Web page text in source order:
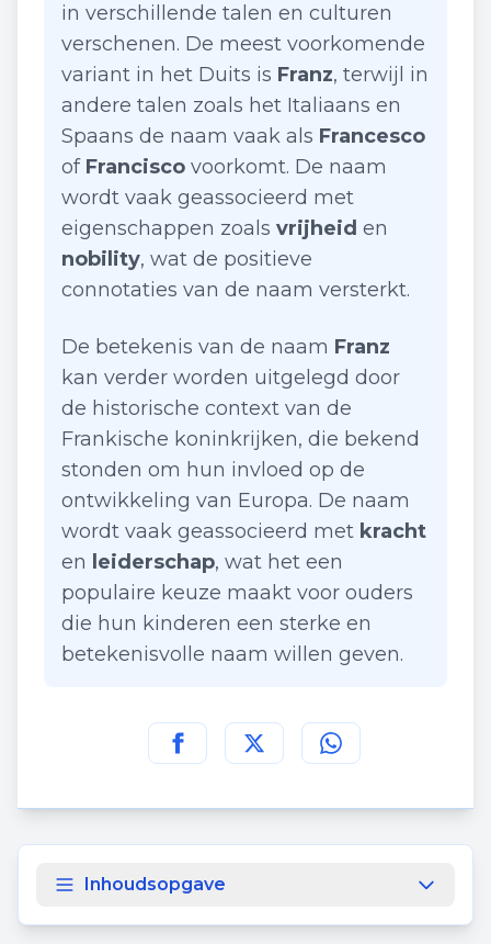
in verschillende talen en culturen
verschenen. De meest voorkomende
variant in het Duits is Franz, terwijl in
andere talen zoals het Italiaans en
Spaans de naam vaak als Francesco
of Francisco voorkomt. De naam
wordt vaak geassocieerd met
eigenschappen zoals vrijheid en
nobility, wat de positieve
connotaties van de naam versterkt.
De betekenis van de naam Franz
kan verder worden uitgelegd door
de historische context van de
Frankische koninkrijken, die bekend
stonden om hun invloed op de
ontwikkeling van Europa. De naam
wordt vaak geassocieerd met kracht
en leiderschap, wat het een
populaire keuze maakt voor ouders
die hun kinderen een sterke en
betekenisvolle naam willen geven.
Deel deze pagina op
Deel deze pagina op
Deel deze pagina
Inhoudsopgave